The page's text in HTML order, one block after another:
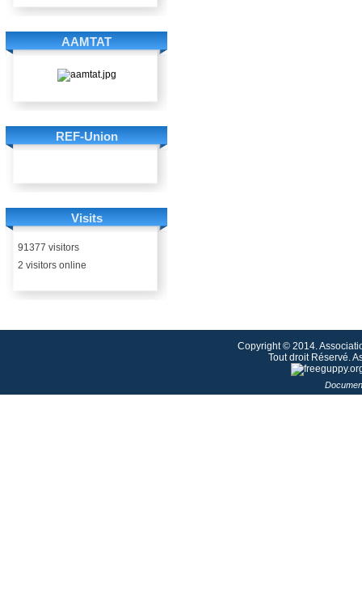
AAMTAT
REF-Union
Visits
91377 visitors
2 visitors online
Copyright © 2014.
Tout droit Réservé.